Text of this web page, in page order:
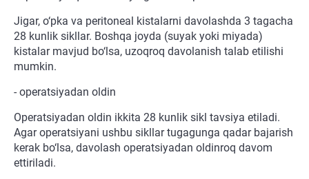
Jigar, o‘pka va peritoneal kistalarni davolashda 3 tagacha
28 kunlik sikllar. Boshqa joyda (suyak yoki miyada)
kistalar mavjud bo‘lsa, uzoqroq davolanish talab etilishi
mumkin.
- operatsiyadan oldin
Operatsiyadan oldin ikkita 28 kunlik sikl tavsiya etiladi.
Agar operatsiyani ushbu sikllar tugagunga qadar bajarish
kerak bo‘lsa, davolash operatsiyadan oldinroq davom
ettiriladi.